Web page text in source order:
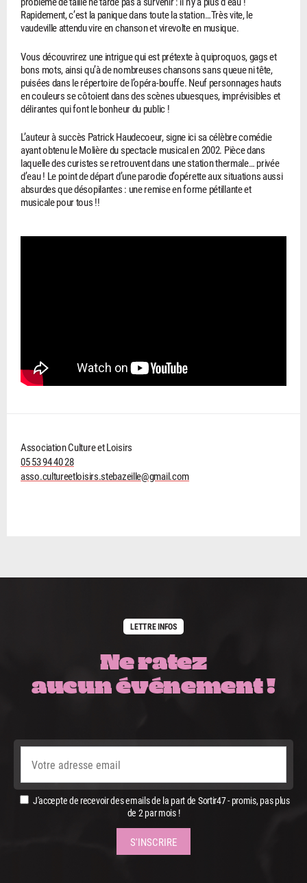
Rapidement, c’est la panique dans toute la station…Très vite, le
vaudeville attendu vire en chanson et virevolte en musique.
Vous découvrirez une intrigue qui est prétexte à quiproquos, gags et
bons mots, ainsi qu’à de nombreuses chansons sans queue ni tête,
puisées dans le répertoire de l’opéra-bouffe. Neuf personnages hauts
en couleurs se côtoient dans des scènes ubuesques, imprévisibles et
délirantes qui font le bonheur du public !
L’auteur à succès Patrick Haudecoeur, signe ici sa célèbre comédie
ayant obtenu le Molière du spectacle musical en 2002. Pièce dans
laquelle des curistes se retrouvent dans une station thermale… privée
d’eau ! Le point de départ d’une parodie d’opérette aux situations aussi
absurdes que désopilantes : une remise en forme pétillante et
musicale pour tous !!
Association Culture et Loisirs
05 53 94 40 28
asso.cultureetloisirs.stebazeille@gmail.com
LETTRE INFOS
Ne ratez
aucun événement !
J'accepte de recevoir des emails de la part de Sortir47 - promis, pas plus
de 2 par mois !